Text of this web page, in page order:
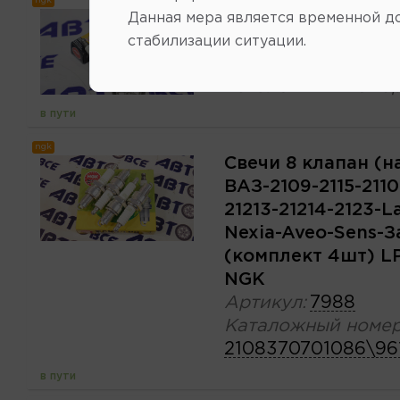
Свечи 4856
NGK
в пути
ngk
Свечи 8 клапан
ВАЗ-2109-2115-
21213-21214-2123-
Nexia-Aveo-Sens-
(комплект 4шт)
NGK
Артикул: 7988
Каталожный
в пути
Данная мера является временной
стабилизации ситуации.